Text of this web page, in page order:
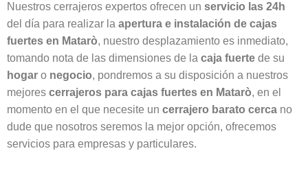
Nuestros cerrajeros expertos ofrecen un servicio las 24h
del día para realizar la apertura e instalación de cajas
fuertes en Matarò, nuestro desplazamiento es inmediato,
tomando nota de las dimensiones de la caja fuerte de su
hogar o negocio, pondremos a su disposición a nuestros
mejores cerrajeros para cajas fuertes en Matarò, en el
momento en el que necesite un cerrajero barato cerca no
dude que nosotros seremos la mejor opción, ofrecemos
servicios para empresas y particulares.